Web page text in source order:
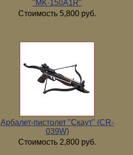
"MK-150А1R"
Стоимость 5,800 руб.
Арбалет-пистолет "Скаут" (CR-
039W)
Стоимость 2,800 руб.